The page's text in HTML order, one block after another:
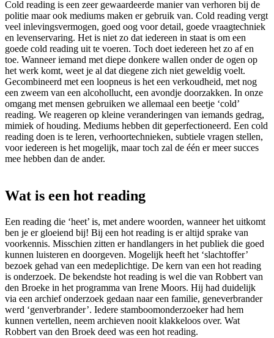
Cold reading is een zeer gewaardeerde manier van verhoren bij de
politie maar ook mediums maken er gebruik van. Cold reading vergt
veel inlevingsvermogen, goed oog voor detail, goede vraagtechniek
en levenservaring. Het is niet zo dat iedereen in staat is om een
goede cold reading uit te voeren. Toch doet iedereen het zo af en
toe. Wanneer iemand met diepe donkere wallen onder de ogen op
het werk komt, weet je al dat diegene zich niet geweldig voelt.
Gecombineerd met een loopneus is het een verkoudheid, met nog
een zweem van een alcohollucht, een avondje doorzakken. In onze
omgang met mensen gebruiken we allemaal een beetje ‘cold’
reading. We reageren op kleine veranderingen van iemands gedrag,
mimiek of houding. Mediums hebben dit geperfectioneerd. Een cold
reading doen is te leren, verhoortechnieken, subtiele vragen stellen,
voor iedereen is het mogelijk, maar toch zal de één er meer succes
mee hebben dan de ander.
Wat is een hot reading
Een reading die ‘heet’ is, met andere woorden, wanneer het uitkomt
ben je er gloeiend bij! Bij een hot reading is er altijd sprake van
voorkennis. Misschien zitten er handlangers in het publiek die goed
kunnen luisteren en doorgeven. Mogelijk heeft het ‘slachtoffer’
bezoek gehad van een medeplichtige. De kern van een hot reading
is onderzoek. De bekendste hot reading is wel die van Robbert van
den Broeke in het programma van Irene Moors. Hij had duidelijk
via een archief onderzoek gedaan naar een familie, geneverbrander
werd ‘genverbrander’. Iedere stamboomonderzoeker had hem
kunnen vertellen, neem archieven nooit klakkeloos over. Wat
Robbert van den Broek deed was een hot reading.